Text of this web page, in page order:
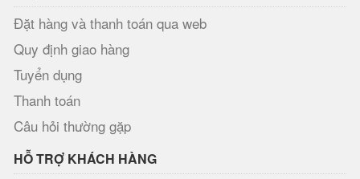
Đặt hàng và thanh toán qua web
Quy định giao hàng
Tuyển dụng
Thanh toán
Câu hỏi thường gặp
HỖ TRỢ KHÁCH HÀNG